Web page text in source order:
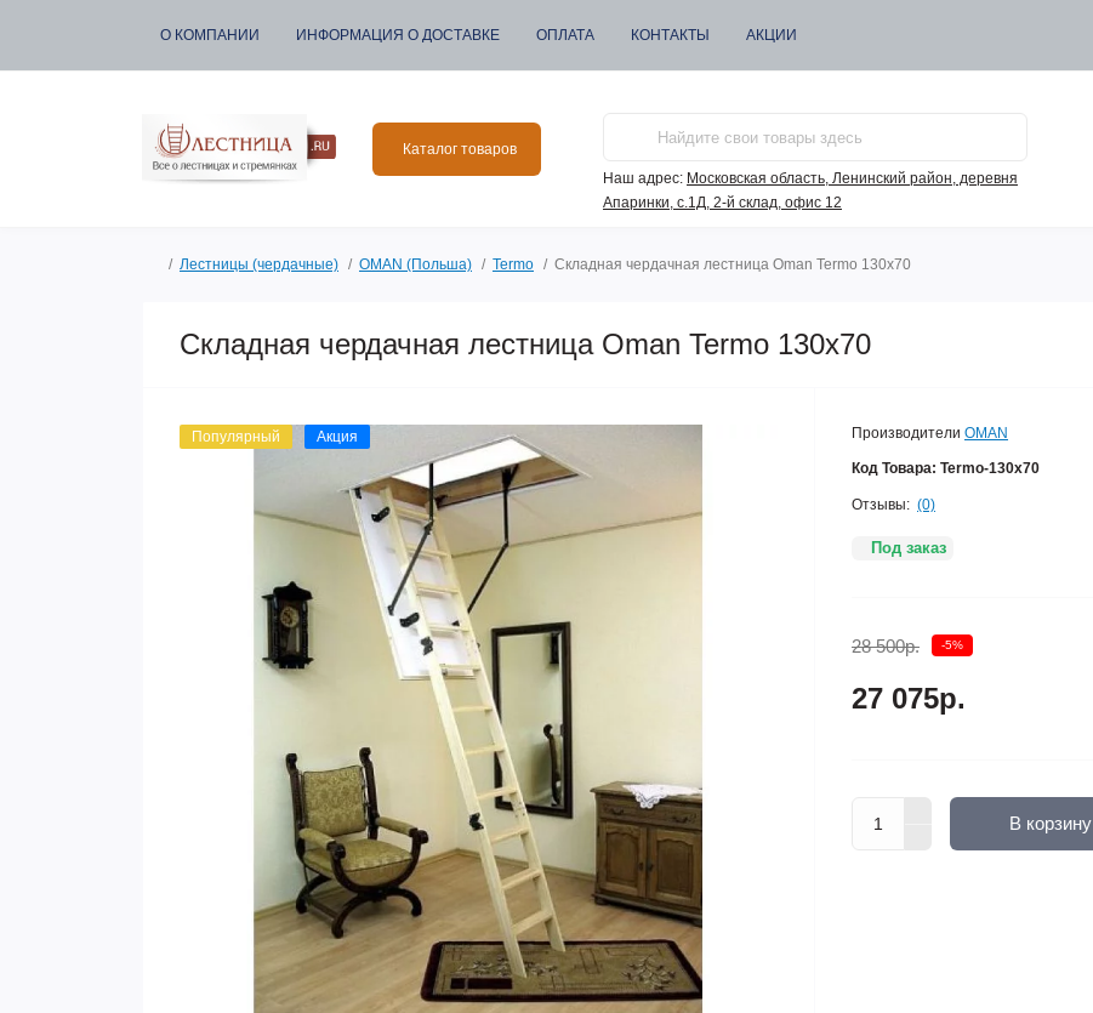
О КОМПАНИИ ИНФОРМАЦИЯ О ДОСТАВКЕ ОПЛАТА КОНТАКТЫ АКЦИИ
Каталог товаров
Наш адрес: Московская область, Ленинский район, деревня
Апаринки, с.1Д, 2-й склад, офис 12
Лестницы (чердачные) OMAN (Польша) Termo Складная чердачная лестница Oman Termo 130x70
Складная чердачная лестница Oman Termo 130x70
Популярный Акция Производители OMAN
Код Товара: Termo-130х70
Отзывы: (0)
Под заказ
28 500р. -5%
27 075р.
В корзину